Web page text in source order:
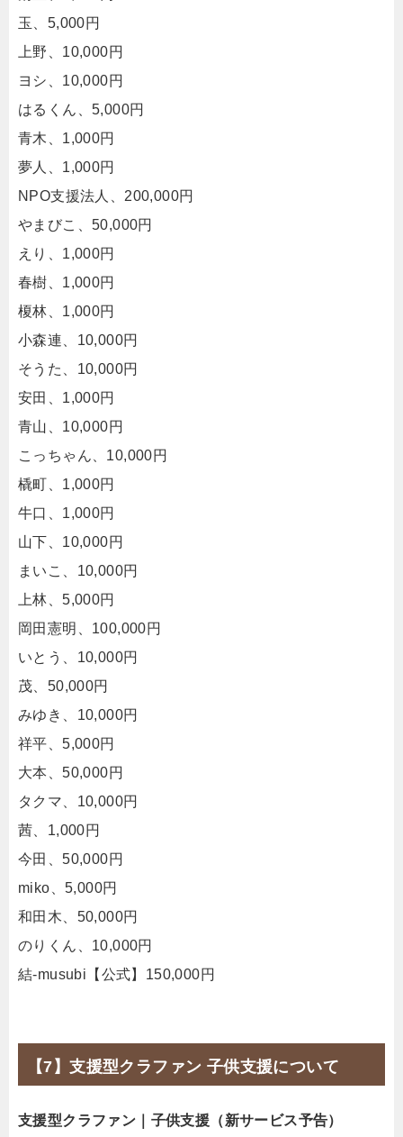
玉、5,000円
上野、10,000円
ヨシ、10,000円
はるくん、5,000円
青木、1,000円
夢人、1,000円
NPO支援法人、200,000円
やまびこ、50,000円
えり、1,000円
春樹、1,000円
榎林、1,000円
小森連、10,000円
そうた、10,000円
安田、1,000円
青山、10,000円
こっちゃん、10,000円
橇町、1,000円
牛口、1,000円
山下、10,000円
まいこ、10,000円
上林、5,000円
岡田憲明、100,000円
いとう、10,000円
茂、50,000円
みゆき、10,000円
祥平、5,000円
大本、50,000円
タクマ、10,000円
茜、1,000円
今田、50,000円
miko、5,000円
和田木、50,000円
のりくん、10,000円
結-musubi【公式】150,000円
【7】支援型クラファン 子供支援について
支援型クラファン｜子供支援（新サービス予告）